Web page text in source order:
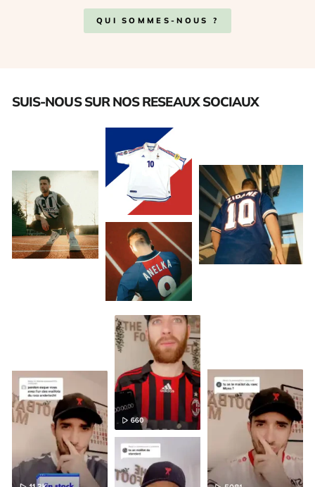
QUI SOMMES-NOUS ?
SUIS-NOUS SUR NOS RESEAUX SOCIAUX